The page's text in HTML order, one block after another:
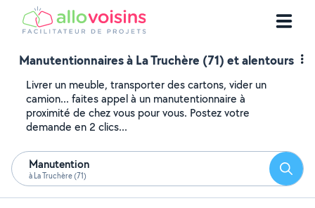
Manutentionnaires à La Truchère (71) et alentours
Livrer un meuble, transporter des cartons, vider un
camion... faites appel à un manutentionnaire à
proximité de chez vous pour vous. Postez votre
demande en 2 clics...
Manutention
à La Truchère (71)